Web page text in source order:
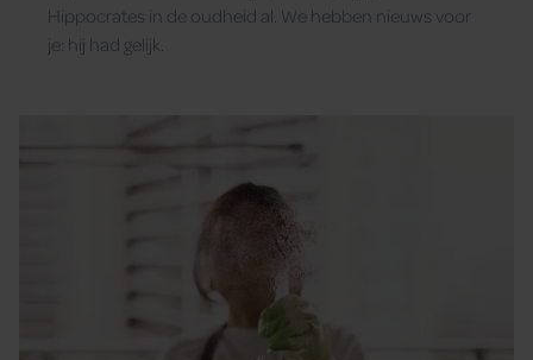
Hippocrates in de oudheid al. We hebben nieuws voor
je: hij had gelijk.